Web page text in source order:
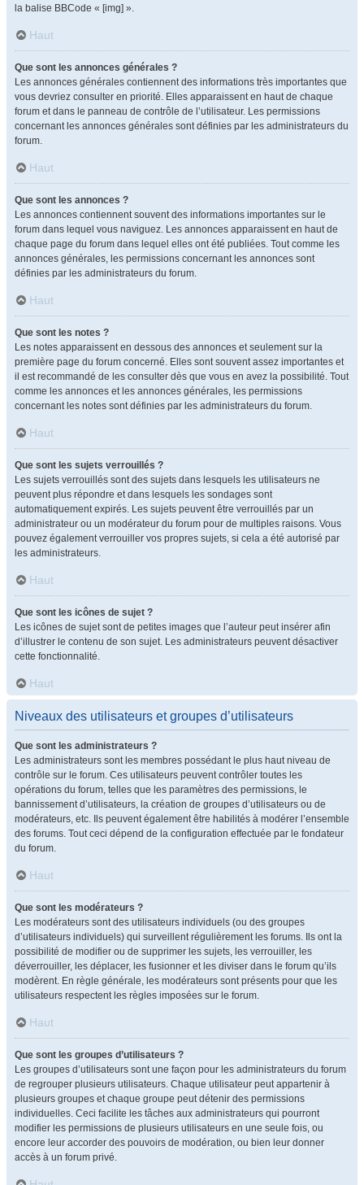
la balise BBCode « [img] ».
Haut
Que sont les annonces générales ?
Les annonces générales contiennent des informations très importantes que
vous devriez consulter en priorité. Elles apparaissent en haut de chaque
forum et dans le panneau de contrôle de l’utilisateur. Les permissions
concernant les annonces générales sont définies par les administrateurs du
forum.
Haut
Que sont les annonces ?
Les annonces contiennent souvent des informations importantes sur le
forum dans lequel vous naviguez. Les annonces apparaissent en haut de
chaque page du forum dans lequel elles ont été publiées. Tout comme les
annonces générales, les permissions concernant les annonces sont
définies par les administrateurs du forum.
Haut
Que sont les notes ?
Les notes apparaissent en dessous des annonces et seulement sur la
première page du forum concerné. Elles sont souvent assez importantes et
il est recommandé de les consulter dès que vous en avez la possibilité. Tout
comme les annonces et les annonces générales, les permissions
concernant les notes sont définies par les administrateurs du forum.
Haut
Que sont les sujets verrouillés ?
Les sujets verrouillés sont des sujets dans lesquels les utilisateurs ne
peuvent plus répondre et dans lesquels les sondages sont
automatiquement expirés. Les sujets peuvent être verrouillés par un
administrateur ou un modérateur du forum pour de multiples raisons. Vous
pouvez également verrouiller vos propres sujets, si cela a été autorisé par
les administrateurs.
Haut
Que sont les icônes de sujet ?
Les icônes de sujet sont de petites images que l’auteur peut insérer afin
d’illustrer le contenu de son sujet. Les administrateurs peuvent désactiver
cette fonctionnalité.
Haut
Niveaux des utilisateurs et groupes d’utilisateurs
Que sont les administrateurs ?
Les administrateurs sont les membres possédant le plus haut niveau de
contrôle sur le forum. Ces utilisateurs peuvent contrôler toutes les
opérations du forum, telles que les paramètres des permissions, le
bannissement d’utilisateurs, la création de groupes d’utilisateurs ou de
modérateurs, etc. Ils peuvent également être habilités à modérer l’ensemble
des forums. Tout ceci dépend de la configuration effectuée par le fondateur
du forum.
Haut
Que sont les modérateurs ?
Les modérateurs sont des utilisateurs individuels (ou des groupes
d’utilisateurs individuels) qui surveillent régulièrement les forums. Ils ont la
possibilité de modifier ou de supprimer les sujets, les verrouiller, les
déverrouiller, les déplacer, les fusionner et les diviser dans le forum qu’ils
modèrent. En règle générale, les modérateurs sont présents pour que les
utilisateurs respectent les règles imposées sur le forum.
Haut
Que sont les groupes d’utilisateurs ?
Les groupes d’utilisateurs sont une façon pour les administrateurs du forum
de regrouper plusieurs utilisateurs. Chaque utilisateur peut appartenir à
plusieurs groupes et chaque groupe peut détenir des permissions
individuelles. Ceci facilite les tâches aux administrateurs qui pourront
modifier les permissions de plusieurs utilisateurs en une seule fois, ou
encore leur accorder des pouvoirs de modération, ou bien leur donner
accès à un forum privé.